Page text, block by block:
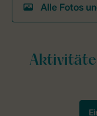
Alle Fotos